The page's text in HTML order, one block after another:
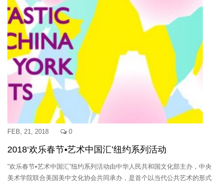
FEB, 21, 2018 0
2018‘欢乐春节•艺术中国汇’纽约系列活动
“欢乐春节•艺术中国汇”纽约系列活动由中华人民共和国文化部主办，中央
美术学院联合美国美中文化协会共同承办，是首个以当代公共艺术的形式